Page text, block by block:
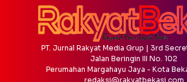
PT. Jurnal Rakyat Media Grup | 3rd
Jalan Beringin III No. 102
Perumahan Margahayu Jaya - Kota
redaksi@rakyatbekasi.com